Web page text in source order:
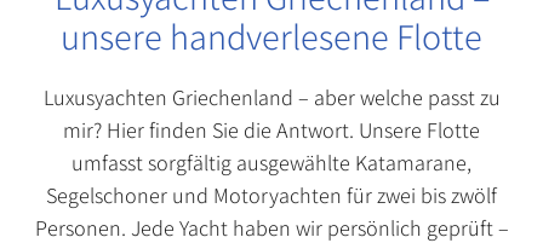
unsere handverlesene Flotte
Luxusyachten Griechenland – aber welche passt zu
mir? Hier finden Sie die Antwort. Unsere Flotte
umfasst sorgfältig ausgewählte Katamarane,
Segelschoner und Motoryachten für zwei bis zwölf
Personen. Jede Yacht haben wir persönlich geprüft –